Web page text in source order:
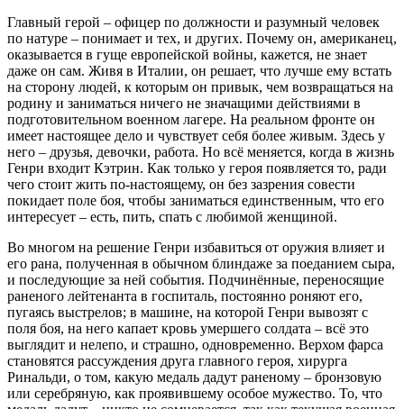
Главный герой – офицер по должности и разумный человек
по натуре – понимает и тех, и других. Почему он, американец,
оказывается в гуще европейской войны, кажется, не знает
даже он сам. Живя в Италии, он решает, что лучше ему встать
на сторону людей, к которым он привык, чем возвращаться на
родину и заниматься ничего не значащими действиями в
подготовительном военном лагере. На реальном фронте он
имеет настоящее дело и чувствует себя более живым. Здесь у
него – друзья, девочки, работа. Но всё меняется, когда в жизнь
Генри входит Кэтрин. Как только у героя появляется то, ради
чего стоит жить по-настоящему, он без зазрения совести
покидает поле боя, чтобы заниматься единственным, что его
интересует – есть, пить, спать с любимой женщиной.
Во многом на решение Генри избавиться от оружия влияет и
его рана, полученная в обычном блиндаже за поеданием сыра,
и последующие за ней события. Подчинённые, переносящие
раненого лейтенанта в госпиталь, постоянно роняют его,
пугаясь выстрелов; в машине, на которой Генри вывозят с
поля боя, на него капает кровь умершего солдата – всё это
выглядит и нелепо, и страшно, одновременно. Верхом фарса
становятся рассуждения друга главного героя, хирурга
Ринальди, о том, какую медаль дадут раненому – бронзовую
или серебряную, как проявившему особое мужество. То, что